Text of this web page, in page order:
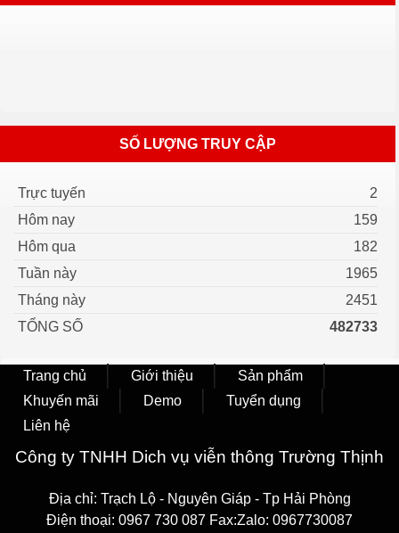
SỐ LƯỢNG TRUY CẬP
Trực tuyến
2
Hôm nay
159
Hôm qua
182
Tuần này
1965
Tháng này
2451
TỔNG SỐ
482733
Trang chủ Giới thiệu
Sản phẩm
Khuyến mãi
Demo
Tuyển dụng
Liên hệ
Công ty TNHH Dich vụ viễn thông Trường Thịnh
Địa chỉ: Trạch Lộ - Nguyên Giáp - Tp Hải Phòng
Điện thoại: 0967 730 087 Fax:Zalo: 0967730087